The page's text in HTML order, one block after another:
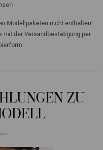
Modellpaketen nicht enthalten!
der Versandbestätigung per
ZU